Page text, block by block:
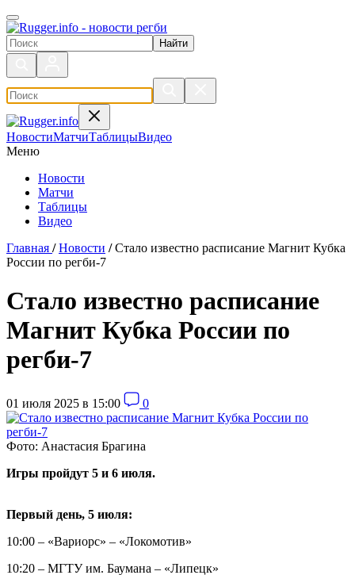
Поиск по сайту
НовостиМатчиТаблицыВидео
Меню
Новости
Матчи
Таблицы
Видео
Главная / Новости / Стало известно расписание Магнит Кубка
России по регби-7
Стало известно расписание
Магнит Кубка России по
регби-7
01 июля 2025 в 15:00 0
Фото: Анастасия Брагина
Игры пройдут 5 и 6 июля.
Первый день, 5 июля:
10:00 – «Вариорс» – «Локомотив»
10:20 – МГТУ им. Баумана – «Липецк»